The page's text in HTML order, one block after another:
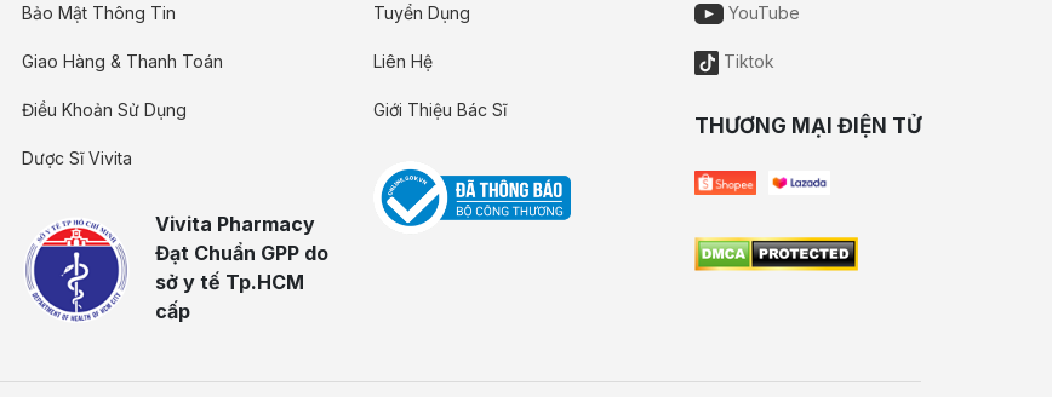
Bảo Mật Thông Tin
Giao Hàng & Thanh Toán
Điều Khoản Sử Dụng
Dược Sĩ Vivita
Vivita Pharmacy
Đạt Chuẩn GPP do
sở y tế Tp.HCM
cấp
Tuyển Dụng
Liên Hệ
Giới Thiệu Bác Sĩ
YouTube
Tiktok
THƯƠNG MẠI ĐIỆN TỬ